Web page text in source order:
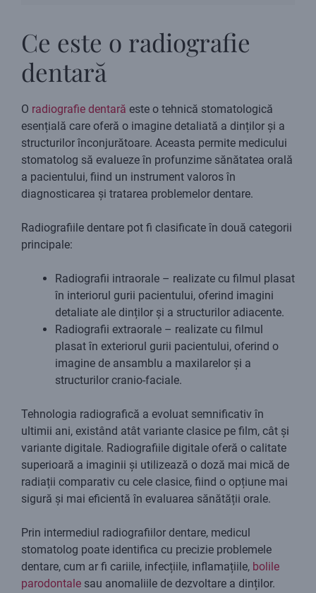
Ce este o radiografie
dentară
O radiografie dentară este o tehnică stomatologică
esențială care oferă o imagine detaliată a dinților și a
structurilor înconjurătoare. Aceasta permite medicului
stomatolog să evalueze în profunzime sănătatea orală
a pacientului, fiind un instrument valoros în
diagnosticarea și tratarea problemelor dentare.
Radiografiile dentare pot fi clasificate în două categorii
principale:
Radiografii intraorale – realizate cu filmul plasat
în interiorul gurii pacientului, oferind imagini
detaliate ale dinților și a structurilor adiacente.
Radiografii extraorale – realizate cu filmul
plasat în exteriorul gurii pacientului, oferind o
imagine de ansamblu a maxilarelor și a
structurilor cranio-faciale.
Tehnologia radiografică a evoluat semnificativ în
ultimii ani, existând atât variante clasice pe film, cât și
variante digitale. Radiografiile digitale oferă o calitate
superioară a imaginii și utilizează o doză mai mică de
radiații comparativ cu cele clasice, fiind o opțiune mai
sigură și mai eficientă în evaluarea sănătății orale.
Prin intermediul radiografiilor dentare, medicul
stomatolog poate identifica cu precizie problemele
dentare, cum ar fi cariile, infecțiile, inflamațiile, bolile
parodontale sau anomaliile de dezvoltare a dinților.